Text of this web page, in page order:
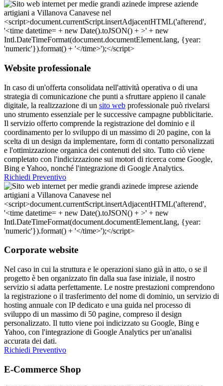
Website professionale
In caso di un'offerta consolidata nell'attività operativa o di una
strategia di comunicazione che punti a sfruttare appieno il canale
digitale, la realizzazione di un sito web professionale può rivelarsi
uno strumento essenziale per le successive campagne pubblicitarie.
Il servizio offerto comprende la registrazione del dominio e il
coordinamento per lo sviluppo di un massimo di 20 pagine, con la
scelta di un design da implementare, form di contatto personalizzati
e l'ottimizzazione organica dei contenuti del sito. Tutto ciò viene
completato con l'indicizzazione sui motori di ricerca come Google,
Bing e Yahoo, nonché l'integrazione di Google Analytics.
Richiedi Preventivo
Corporate website
Nel caso in cui la struttura e le operazioni siano già in atto, o se il
progetto è ben organizzato fin dalla sua fase iniziale, il nostro
servizio si adatta perfettamente. Le nostre prestazioni comprendono
la registrazione o il trasferimento del nome di dominio, un servizio di
hosting annuale con IP dedicato e una guida nel processo di
sviluppo di un massimo di 50 pagine, compreso il design
personalizzato. Il tutto viene poi indicizzato su Google, Bing e
Yahoo, con l'integrazione di Google Analytics per un'analisi
accurata dei dati.
Richiedi Preventivo
E-Commerce Shop